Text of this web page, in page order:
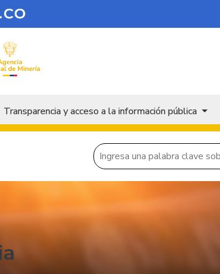
Transparencia y acceso a la información pública